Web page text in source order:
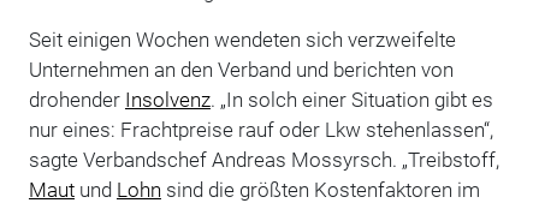
Seit einigen Wochen wendeten sich verzweifelte
Unternehmen an den Verband und berichten von
drohender Insolvenz. „In solch einer Situation gibt es
nur eines: Frachtpreise rauf oder Lkw stehenlassen“,
sagte Verbandschef Andreas Mossyrsch. „Treibstoff,
Mautund Lohn sind die größten Kostenfaktoren im